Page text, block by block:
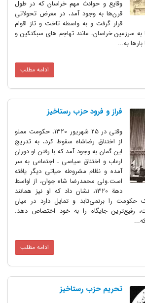
وقایع و حوادث مهم خراسان که در طول
قرن‌ها به وجود آمد، در معرض تحولاتی
قرار گرفت و به واسطه تاخت و تاز اقوام
خراسان، مانند تهاجم های سبکتکین و
به...
ادامه مطلب
فراز و فرود حزب رستاخیز
وقتی در 25 شهریور 1320، حکومت مملو
از اختناق رضاشاه سقوط کرد، به تدریج
این گمان به وجود آمد که با رفتن او دوران
ارعاب و اختناق سیاسی ـ اجتماعی به سر
آمده و نظام مشروطه حیاتی دیگر یافته
است.ولی محمدرضا شاه جوان، از اواسط
دهة 1320، نشان داد که او نیز همانند
را برنمی‌تابد و تمایل دارد در میان
رفیع‌ترین جایگاه را به خود اختصاص دهد.
ادامه مطلب
تحریم حزب رستاخیز